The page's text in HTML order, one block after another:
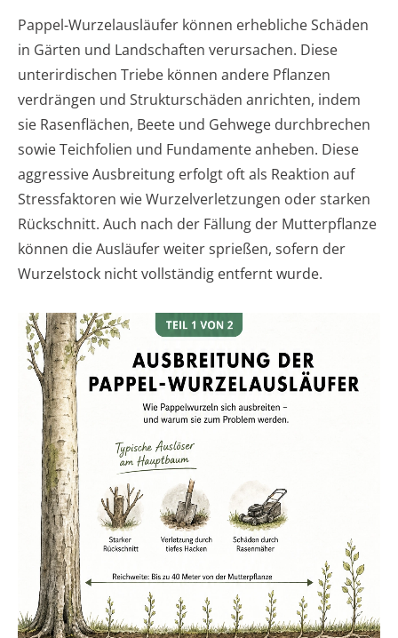
Pappel-Wurzelausläufer können erhebliche Schäden
in Gärten und Landschaften verursachen. Diese
unterirdischen Triebe können andere Pflanzen
verdrängen und Strukturschäden anrichten, indem
sie Rasenflächen, Beete und Gehwege durchbrechen
sowie Teichfolien und Fundamente anheben. Diese
aggressive Ausbreitung erfolgt oft als Reaktion auf
Stressfaktoren wie Wurzelverletzungen oder starken
Rückschnitt. Auch nach der Fällung der Mutterpflanze
können die Ausläufer weiter sprießen, sofern der
Wurzelstock nicht vollständig entfernt wurde.